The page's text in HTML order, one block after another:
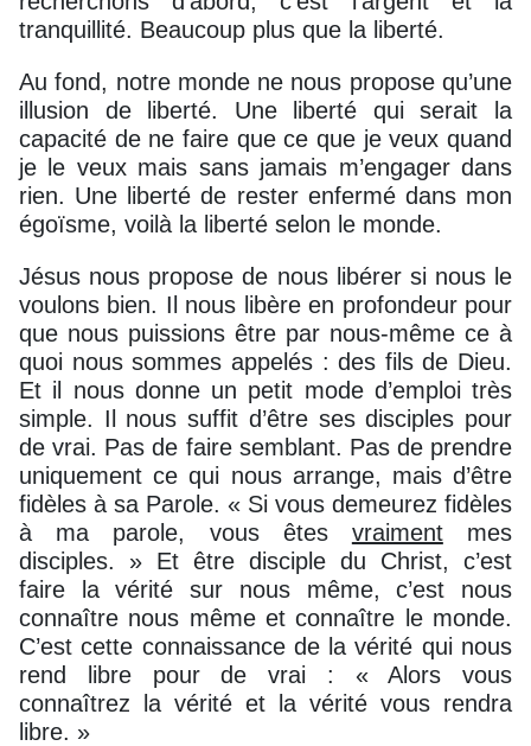
tranquillité. Beaucoup plus que la liberté.
Au fond, notre monde ne nous propose qu’une
illusion de liberté. Une liberté qui serait la
capacité de ne faire que ce que je veux quand
je le veux mais sans jamais m’engager dans
rien. Une liberté de rester enfermé dans mon
égoïsme, voilà la liberté selon le monde.
Jésus nous propose de nous libérer si nous le
voulons bien. Il nous libère en profondeur pour
que nous puissions être par nous-même ce à
quoi nous sommes appelés : des fils de Dieu.
Et il nous donne un petit mode d’emploi très
simple. Il nous suffit d’être ses disciples pour
de vrai. Pas de faire semblant. Pas de prendre
uniquement ce qui nous arrange, mais d’être
fidèles à sa Parole. « Si vous demeurez fidèles
à ma parole, vous êtes vraimentmes
disciples. » Et être disciple du Christ, c’est
faire la vérité sur nous même, c’est nous
connaître nous même et connaître le monde.
C’est cette connaissance de la vérité qui nous
rend libre pour de vrai : « Alors vous
connaîtrez la vérité et la vérité vous rendra
libre. »